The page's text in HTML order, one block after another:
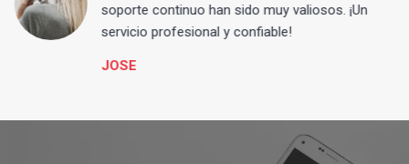
soporte continuo han sido muy valiosos. ¡Un
servicio profesional y confiable!
JOSE